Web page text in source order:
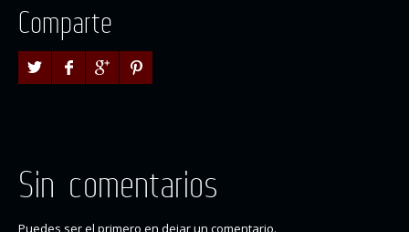
Comparte
Sin comentarios
Puedes ser el primero en dejar un comentario.